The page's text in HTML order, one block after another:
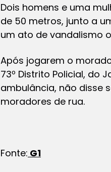
Dois homens e uma
de 50 metros, junto a
um ato de vandalismo
Após jogarem o
73º Distrito Policial, do
ambulância, não disse
moradores de rua.
Fonte: G1